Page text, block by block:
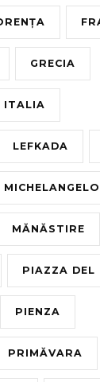
GRECIA
ITALIA
LEFKADA
MICHELANGELO
MĂNĂSTIRE
PIAZZA DEL
PIENZA
PRIMĂVARA